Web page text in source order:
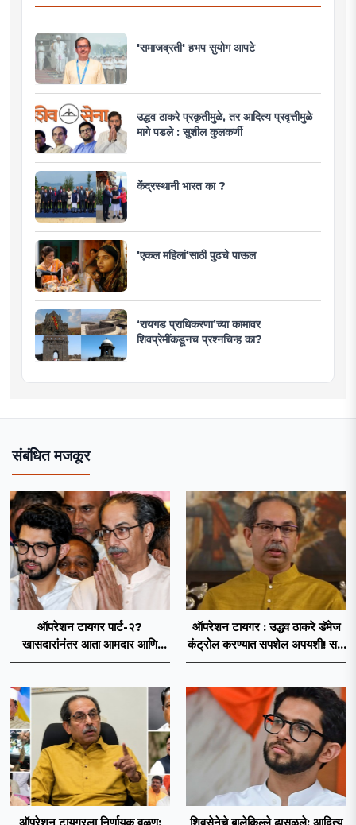
'समाजव्रती' हभप सुयोग आपटे
उद्धव ठाकरे प्रकृतीमुळे, तर आदित्य प्रवृत्तीमुळे
मागे पडले : सुशील कुलकर्णी
केंद्रस्थानी भारत का ?
'एकल महिलां'साठी पुढचे पाऊल
‘रायगड प्राधिकरणा’च्या कामावर
शिवप्रेमींकडूनच प्रश्नचिन्ह का?
संबंधित मजकूर
ऑपरेशन टायगर पार्ट-२?
खासदारांनंतर आता आमदार आणि
नगरसेवकही शिंदेंच्या वाटेवर?
ऑपरेशन टायगर : उद्धव ठाकरे डॅमेज
कंट्रोल करण्यात सपशेल अपयशी! सहा
खासदारांनंतर आमदारांसह नगरसेवकही
ऑपरेशन टायगरला निर्णायक वळण;
शिवसेनेचे बालेकिल्ले ढासळले; आदित्य